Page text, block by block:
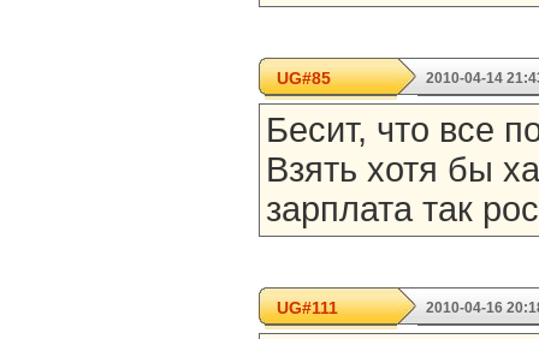
UG#85 2010-04-14
Бесит, что все
Взять хотя бы
зарплата так
UG#111 2010-04-16